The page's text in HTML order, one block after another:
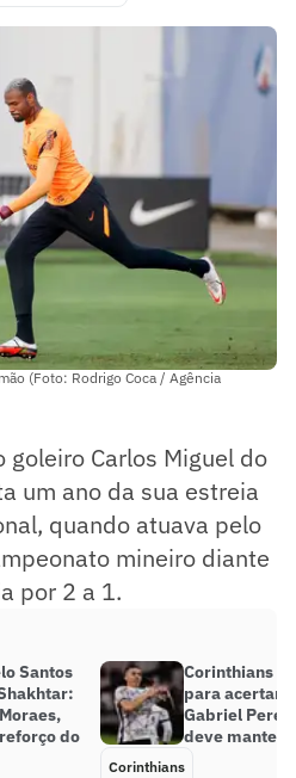
(Foto: Rodrigo Coca / Agência
Carlos Miguel do
um ano da sua estreia
quando atuava pelo
mineiro diante
por 2 a 1.
Santos
do
Corinthians
para acertar
Gabriel
deve manter
Corinthians